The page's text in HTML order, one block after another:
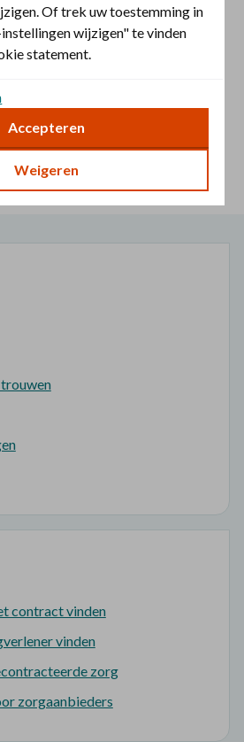
actueel?
door het jaar heen
andere zorgsoorten vindt u op de
Kruis zorgaanbieders
contract vinden
vinden
zorg
zorgaanbieders
Of trek uw toestemming in
wijzigen" te vinden
statement.
Accepteren
Weigeren